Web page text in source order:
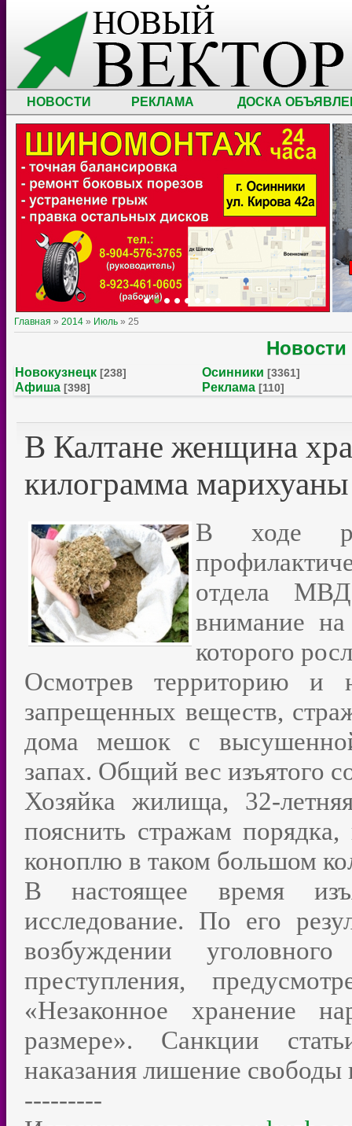
НОВОСТИ РЕКЛАМА ДОСКА
Главная » 2014 » Июль » 25
Новости
Новокузнецк [238] Осинники [3361]
Афиша [398] Реклама [110]
В Калтане женщина
килограмма марихуаны
В ходе
отдела
внимание
которого
Осмотрев территорию и
запрещенных веществ,
дома мешок с
запах. Общий вес изъятого
Хозяйка жилища, 32-
пояснить стражам
коноплю в таком большом
В настоящее время
исследование. По его
возбуждении
преступления,
«Незаконное хранение
размере». Санкции
наказания лишение свободы
---------